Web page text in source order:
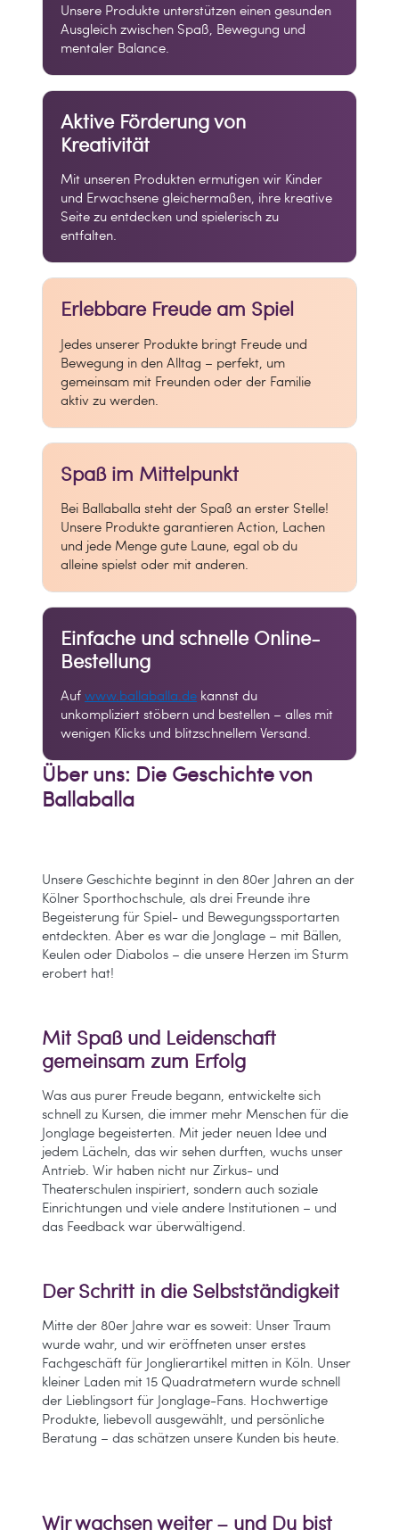
Einfache und schnelle Online-
Bestellung
Aufwww.ballaballa.de kannst du
unkompliziert stöbern und bestellen – alles mit
wenigen Klicks und blitzschnellem Versand.
Unsere Produkte unterstützen einen gesunden
Ausgleich zwischen Spaß, Bewegung und
mentaler Balance.
Aktive Förderung von
Kreativität
Mit unseren Produkten ermutigen wir Kinder
und Erwachsene gleichermaßen, ihre kreative
Seite zu entdecken und spielerisch zu
entfalten.
Erlebbare Freude am Spiel
Jedes unserer Produkte bringt Freude und
Bewegung in den Alltag – perfekt, um
gemeinsam mit Freunden oder der Familie
aktiv zu werden.
Spaß im Mittelpunkt
Bei Ballaballa steht der Spaß an erster Stelle!
Unsere Produkte garantieren Action, Lachen
und jede Menge gute Laune, egal ob du
alleine spielst oder mit anderen.
Unsere Geschichte beginnt in den 80er Jahren an der
Kölner Sporthochschule, als drei Freunde ihre
Begeisterung für Spiel- und Bewegungssportarten
entdeckten. Aber es war die Jonglage – mit Bällen,
Keulen oder Diabolos – die unsere Herzen im Sturm
erobert hat!
Über uns: Die Geschichte von
Ballaballa
Mit Spaß und Leidenschaft
gemeinsam zum Erfolg
Was aus purer Freude begann, entwickelte sich
schnell zu Kursen, die immer mehr Menschen für die
Jonglage begeisterten. Mit jeder neuen Idee und
jedem Lächeln, das wir sehen durften, wuchs unser
Antrieb. Wir haben nicht nur Zirkus- und
Theaterschulen inspiriert, sondern auch soziale
Einrichtungen und viele andere Institutionen – und
das Feedback war überwältigend.
Der Schritt in die Selbstständigkeit
Mitte der 80er Jahre war es soweit: Unser Traum
wurde wahr, und wir eröffneten unser erstes
Fachgeschäft für Jonglierartikel mitten in Köln. Unser
kleiner Laden mit 15 Quadratmetern wurde schnell
der Lieblingsort für Jonglage-Fans. Hochwertige
Produkte, liebevoll ausgewählt, und persönliche
Beratung – das schätzen unsere Kunden bis heute.
Wir wachsen weiter – und Du bist